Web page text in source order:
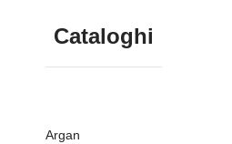
Cataloghi
Argan